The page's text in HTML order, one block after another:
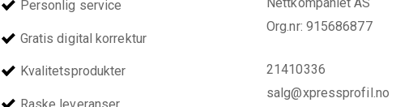
Personlig service
Gratis digital korrektur
Kvalitetsprodukter
Raske leveranser
Org.nr: 915686877
21410336
salg@xpressprofil.no